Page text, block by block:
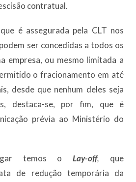
contratual.
é assegurada pela CLT nos
ser concedidas a todos os
empresa, ou mesmo limitada a
o fracionamento em até
desde que nenhum deles seja
destaca-se, por fim, que é
prévia ao Ministério do
temos oLay-off, que
de redução temporária da